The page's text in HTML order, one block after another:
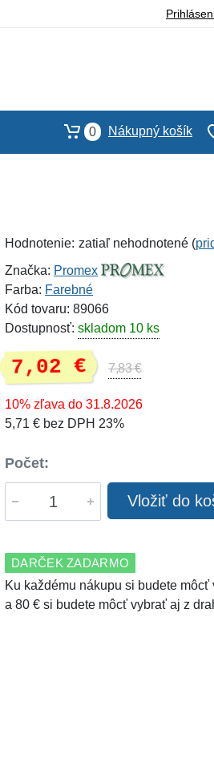
0 Nákupný košík
Hodnotenie: zatiaľ nehodnotené (
Značka: Promex
Farba: Farebné
Kód tovaru: 89066
Dostupnosť: skladom 10 ks
7,02 € 7,83 €
10% zľava do 31.8.2026
5,71 € bez DPH 23%
Počet:
Vložiť do
DARČEK ZADARMO
Ku každému nákupu si budete
a 80 € si budete môcť vybrať aj z